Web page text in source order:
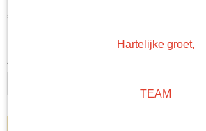
€ 43,00
Levertijd Geleverd binnen 24 uur!
Aantal
Hartelijke groet,
TEAM